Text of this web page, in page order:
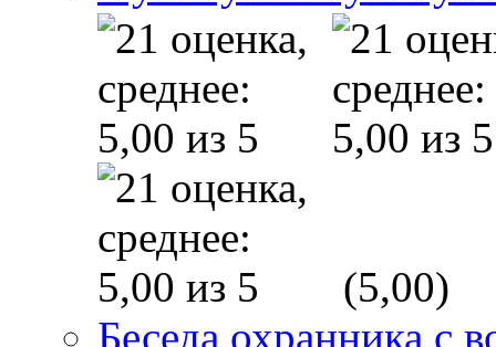
(5,00)
Беседа охранника с